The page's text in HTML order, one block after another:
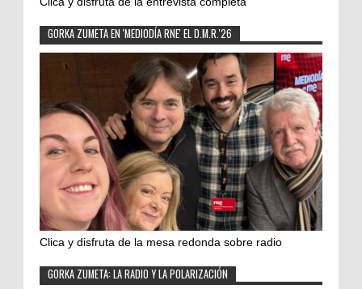
GORKA ZUMETA EN 'MEDIODÍA RNE' EL D.M.R.'26
Clica y disfruta de la mesa redonda sobre radio
GORKA ZUMETA: LA RADIO Y LA POLARIZACIÓN